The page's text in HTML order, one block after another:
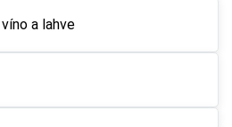
a lahve
Council) zaručuje, že
pochází z odpovědně a
lesů. Výrobky s tímto
hospodaření